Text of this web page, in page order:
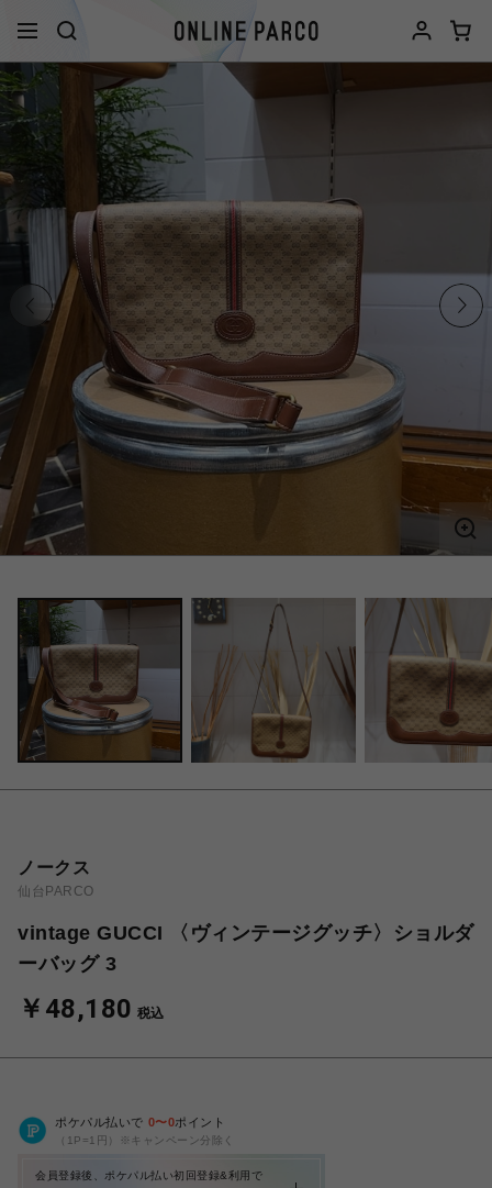
ノークス
仙台PARCO
vintage GUCCI 〈ヴィンテージグッチ〉ショルダ
ーバッグ 3
￥48,180 税込
ポケパル払いで 0〜0ポイント
（1P=1円）※キャンペーン分除く
会員登録後、ポケパル払い初回登録&利用で